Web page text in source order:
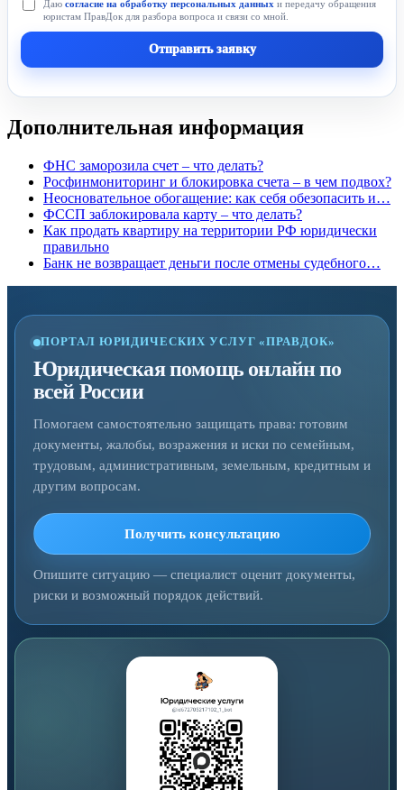
Даю согласие на обработку персональных данных и передачу обращения
юристам ПравДок для разбора вопроса и связи со мной.
Отправить заявку
Дополнительная информация
ФНС заморозила счет – что делать?
Росфинмониторинг и блокировка счета – в чем подвох?
Неосновательное обогащение: как себя обезопасить и…
ФССП заблокировала карту – что делать?
Как продать квартиру на территории РФ юридически
правильно
Банк не возвращает деньги после отмены судебного…
ПОРТАЛ ЮРИДИЧЕСКИХ УСЛУГ «ПРАВДОК»
Юридическая помощь онлайн по
всей России
Помогаем самостоятельно защищать права: готовим
документы, жалобы, возражения и иски по семейным,
трудовым, административным, земельным, кредитным и
другим вопросам.
Получить консультацию
Опишите ситуацию — специалист оценит документы,
риски и возможный порядок действий.